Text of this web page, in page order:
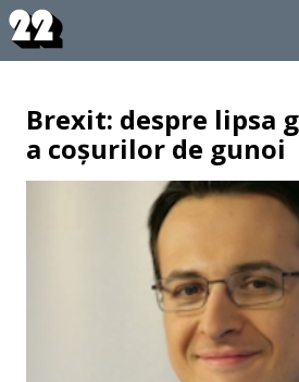
Brexit: despre lipsa
a coșurilor de gunoi